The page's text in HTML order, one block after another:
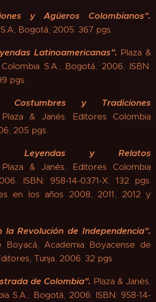
y Agüeros Colombianos".
Bogotá, 2005. 367 pgs.
Latinoamericanas". Plaza &
S.A., Bogotá, 2006, ISBN:
pgs.
Costumbres y Tradiciones
Plaza & Janés. Editores Colombia
205 pgs.
Leyendas y Relatos
Plaza & Janés, Editores Colombia
ISBN: 958-14-0371-X. 132 pgs.
en los años 2008, 2011, 2012 y
la Revolución de Independencia".
Boyacá, Academia Boyacense de
Tunja, 2006. 32 pgs.
de Colombia". Plaza & Janés,
S.A., Bogotá, 2006. ISBN: 958-14-